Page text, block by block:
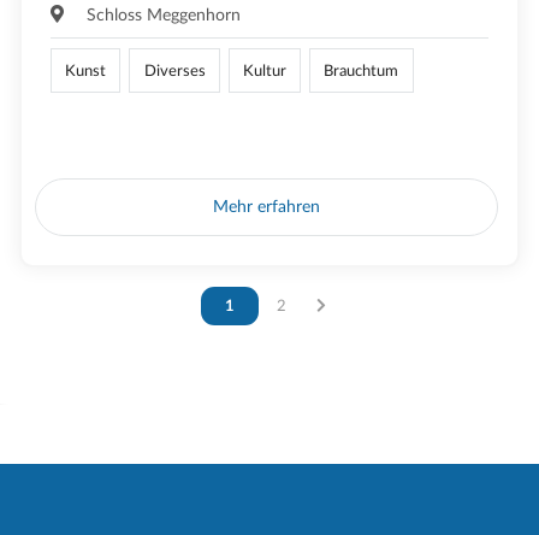
Schloss Meggenhorn
Kunst Diverses Kultur Brauchtum
Mehr erfahren
Vous êtes sur la page
1 Vous êtes sur la page
2